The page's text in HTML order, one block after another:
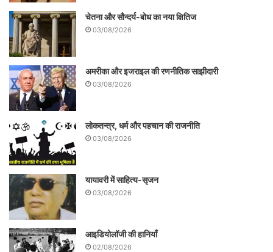
चेतना और सौन्दर्य-बोध का नया क्षितिज
03/08/2026
अमरीका और इजराइल की रणनीतिक साझीदारी
03/08/2026
लोकतन्त्र, धर्म और पहचान की राजनीति
03/08/2026
यायावरी में साहित्य-सृजन
03/08/2026
आइडियोलॉजी की हानियाँ
02/08/2026